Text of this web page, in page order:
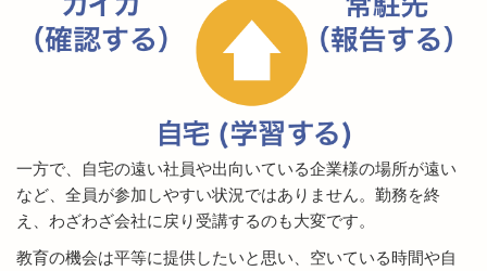
一方で、自宅の遠い社員や出向いている企業様の場所が遠い
など、全員が参加しやすい状況ではありません。勤務を終
え、わざわざ会社に戻り受講するのも大変です。
教育の機会は平等に提供したいと思い、空いている時間や自